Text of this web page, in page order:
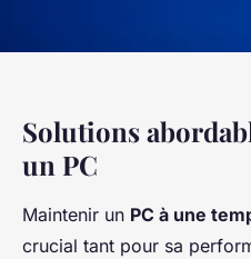
Solutions
un PC
Maintenir un PC à une
crucial tant pour sa